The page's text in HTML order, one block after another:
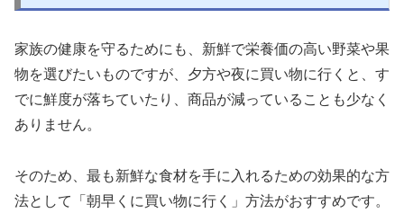
家族の健康を守るためにも、新鮮で栄養価の高い野菜や果
物を選びたいものですが、夕方や夜に買い物に行くと、す
でに鮮度が落ちていたり、商品が減っていることも少なく
ありません。
そのため、最も新鮮な食材を手に入れるための効果的な方
法として「朝早くに買い物に行く」方法がおすすめです。